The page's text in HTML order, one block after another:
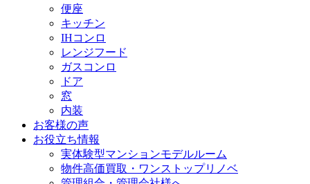
便座
キッチン
IHコンロ
レンジフード
ガスコンロ
ドア
窓
内装
お客様の声
お役立ち情報
実体験型マンションモデルルーム
物件高価買取・ワンストップリノベ